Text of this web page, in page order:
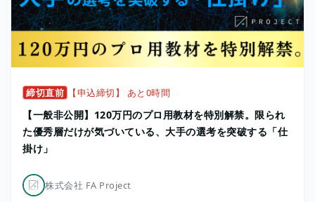
締切直前 【申込締切】 あと0時間
【一般非公開】120万円のプロ用教材を特別解禁。限られ
た優秀層だけが気づいている、大手の選考を突破する「仕
掛け」
株式会社 FA Project